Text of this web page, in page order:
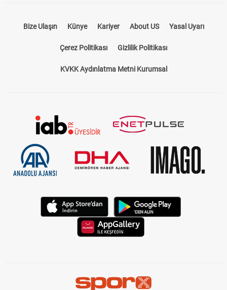
Bize Ulaşın Künye Kariyer About US Yasal Uyarı
Çerez Politikası Gizlilik Politikası
KVKK Aydınlatma Metni Kurumsal